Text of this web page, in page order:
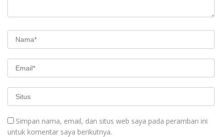
Simpan nama, email, dan situs web saya pada peramban ini
untuk komentar saya berikutnya.